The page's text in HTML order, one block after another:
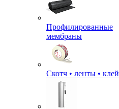
Профилированные
мембраны
Скотч • ленты • клей